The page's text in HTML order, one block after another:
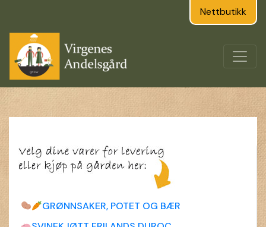
Nettbutikk
GRØNNSAKER, POTET OG BÆR